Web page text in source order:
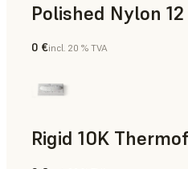
Polished Nylon
Poudre SLS
0 €incl. 20 % TVA